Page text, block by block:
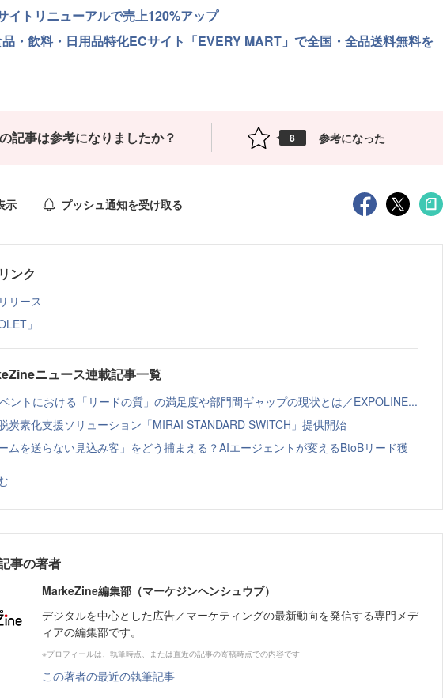
イトリニューアルで売上120%アップ
・飲料・日用品特化ECサイト「EVERY MART」で全国・全品送料無料を
記事は参考になりましたか？ 8 参考になった
示 プッシュ通知を受け取る
ンク
リース
」
ニュース連載記事一覧
ントにおける「リードの質」の満足度や部門間ギャップの現状とは／EXPOLINE...
炭素化支援ソリューション「MIRAI STANDARD SWITCH」提供開始
ームを送らない見込み客」をどう捕まえる？AIエージェントが変えるBtoBリード獲
事の著者
MarkeZine編集部（マーケジンヘンシュウブ）
デジタルを中心とした広告／マーケティングの最新動向を発信する専門メデ
ィアの編集部です。
※プロフィールは、執筆時点、または直近の記事の寄稿時点での内容です
この著者の最近の執筆記事